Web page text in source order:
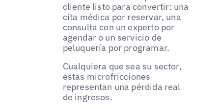
cliente listo para convertir: una
cita médica por reservar, una
consulta con un experto por
agendar o un servicio de
peluquería por programar.
Cualquiera que sea su sector,
estas microfricciones
representan una pérdida real
de ingresos.